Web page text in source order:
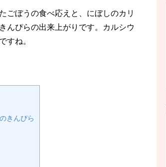
ごぼうの食べ応えと、にぼしのカリ
んぴらの出来上がりです。カルシウ
すね。
きんぴら